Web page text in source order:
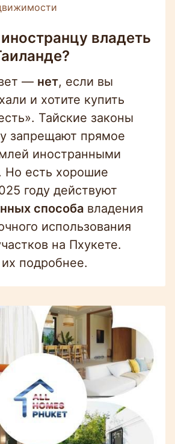
владеть
— нет, если вы
и хотите купить
Тайские законы
запрещают прямое
иностранными
Но есть хорошие
году действуют
способа владения
использования
на Пхукете.
подробнее.